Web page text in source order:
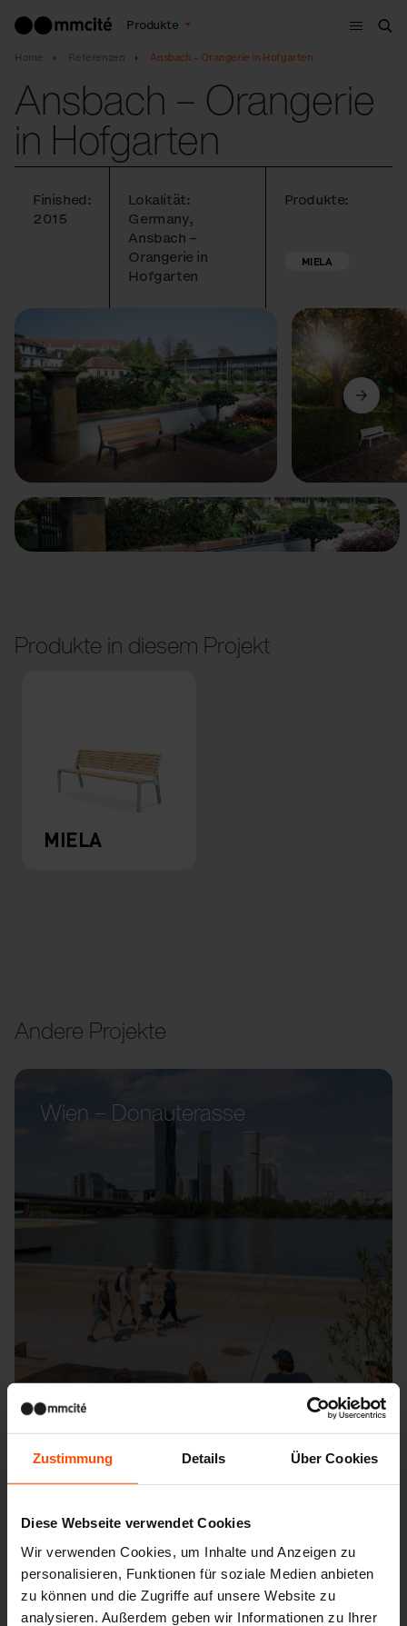
Zustimmung Details Über Cookies
Diese Webseite verwendet Cookies
Wir verwenden Cookies, um Inhalte und Anzeigen zu
personalisieren, Funktionen für soziale Medien anbieten
zu können und die Zugriffe auf unsere Website zu
analysieren. Außerdem geben wir Informationen zu Ihrer
Produkte
Menu
Home Referenzen Ansbach – Orangerie in Hofgarten
Ansbach – Orangerie
in Hofgarten
Finished:
2015
Lokalität:
Germany,
Ansbach –
Orangerie in
Hofgarten
Produkte:
MIELA
Vorige
Produkte in diesem Projekt
MIELA
Andere Projekte
Wien – Donauterasse
Seattle – Popup park